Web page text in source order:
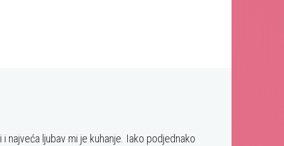
najveća ljubav mi je kuhanje. Iako podjednako